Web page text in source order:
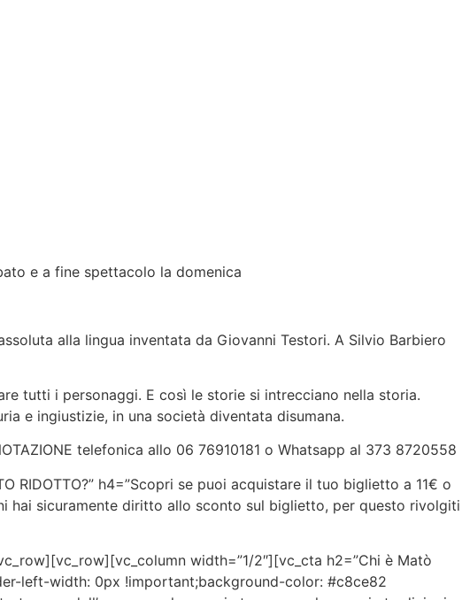
e a fine spettacolo la domenica
alla lingua inventata da Giovanni Testori. A Silvio Barbiero
tutti i personaggi. E così le storie si intrecciano nella storia.
e ingiustizie, in una società diventata disumana.
telefonica allo 06 76910181 o Whatsapp al 373 8720558
RIDOTTO?” h4=”Scopri se puoi acquistare il tuo biglietto a 11€ o
hai sicuramente diritto allo sconto sul biglietto, per questo rivolgiti
width=”1/2″][vc_cta h2=”Chi è Matò
left-width: 0px !important;background-color: #c8ce82